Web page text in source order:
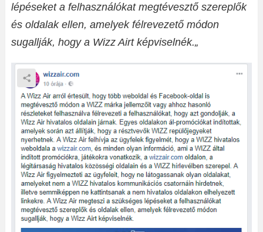
lépéseket a felhasználókat megtévesztő szereplők
és oldalak ellen, amelyek félrevezető módon
sugallják, hogy a Wizz Airt képviselnék.„